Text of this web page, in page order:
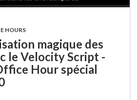
HOURS
magique des
le Velocity Script -
Hour spécial